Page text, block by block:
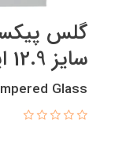
گلس
سایز 12.9 اینچ
Glass